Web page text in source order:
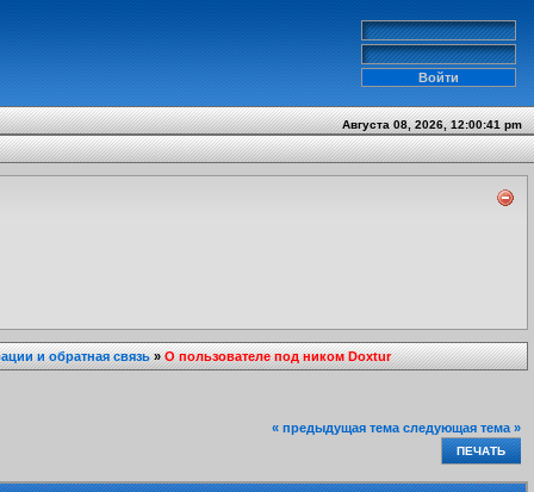
Августа 08, 2026, 12:00:41 pm
и обратная связь»О пользователе под ником Doxtur
« предыдущая тема следующая тема »
ПЕЧАТЬ